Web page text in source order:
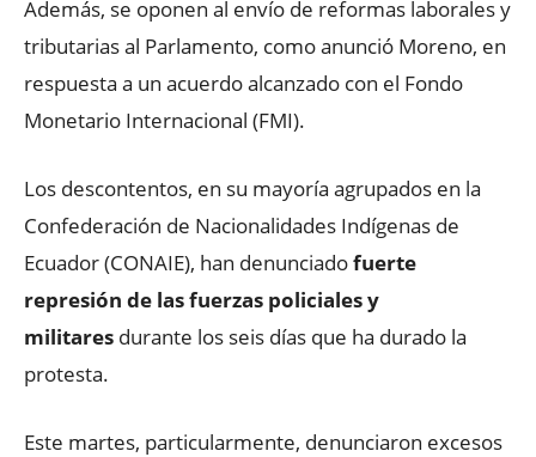
Además, se oponen al envío de reformas laborales y
tributarias al Parlamento, como anunció Moreno, en
respuesta a un acuerdo alcanzado con el Fondo
Monetario Internacional (FMI).
Los descontentos, en su mayoría agrupados en la
Confederación de Nacionalidades Indígenas de
Ecuador (CONAIE), han denunciadofuerte
represión de las fuerzas policiales y
militares durante los seis días que ha durado la
protesta.
Este martes, particularmente, denunciaron excesos